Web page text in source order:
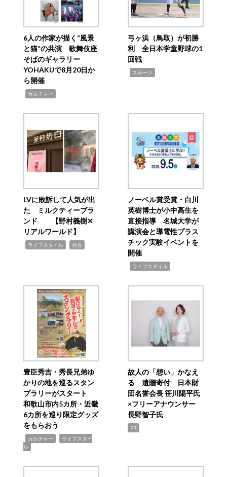
6人の作家が描く“風景
と猫”の共演 歌舞伎座
そばのギャラリー
YOHAKUで8月20日か
ら開催
カルチャー
弓ヶ浜（鳥取）が初勝
利 全日本学童野球の1
回戦
スポーツ
LVに敗訴して人気が出
た ミルクティーブラ
ンド 【野村義樹✕
リアルワールド】
ライフスタイル 社会
ノーベル賞受賞・白川
英樹博士が小中高生を
直接指導 名城大学が
講演会と導電性プラス
チック実験イベントを
開催
ライフスタイル
豊臣秀吉・秀長兄弟ゆ
かりの地を巡るスタン
プラリーがスタート
和歌山市内5カ所・近畿
6カ所を巡り限定グッズ
をもらおう
カルチャー
ライフスタイ
ル
故人の「想い」かなえ
る 遺贈寄付 日本財
団名誉会長 笹川陽平氏
×フリーアナウンサー
長野智子氏
PR